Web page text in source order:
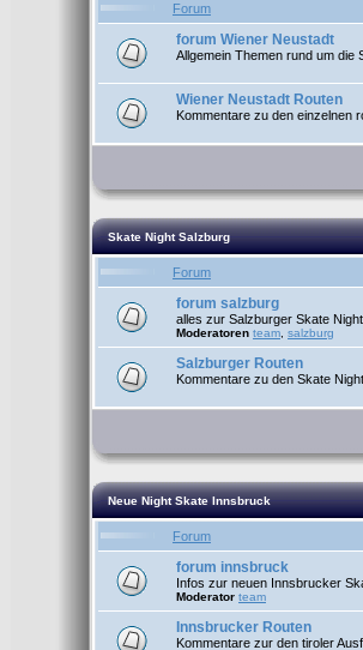
Forum
forum Wiener Neustadt
Allgemein Themen rund um die
Wiener Neustadt Routen
Kommentare zu den einzelnen
Skate Night Salzburg
Forum
forum salzburg
alles zur Salzburger Skate Night
Moderatoren team salzburg
Salzburger Routen
Kommentare zu den Skate
Neue Night Skate Innsbruck
Forum
forum innsbruck
Infos zur neuen Innsbrucker
Moderator team
Innsbrucker Routen
Kommentare zur den tiroler